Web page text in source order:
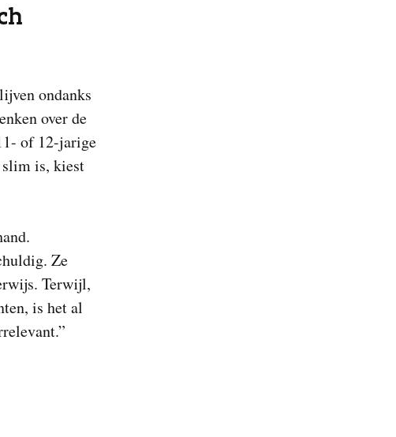
ondanks
over de
of 12-jarige
slim is, kiest
Ze
Terwijl,
is het al